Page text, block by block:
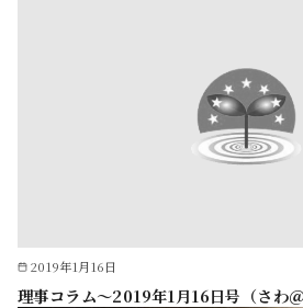
2019年1月16日
理事コラム～2019年1月16日号（さわ